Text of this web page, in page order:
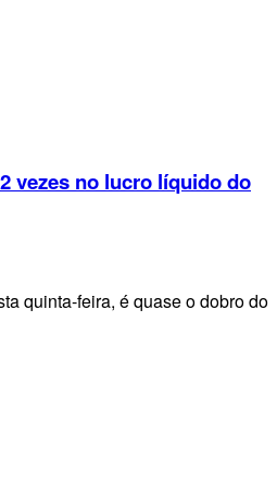
vezes no lucro líquido do
quinta-feira, é quase o dobro do